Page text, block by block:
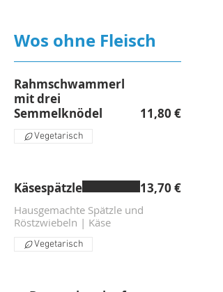
Wos ohne Fleisch
Rahmschwammerl
mit drei
Semmelknödel
11,80 €
Vegetarisch
Käsespätzle
Hausgemachte Spätzle und
Röstzwiebeln | Käse
13,70 €
Vegetarisch